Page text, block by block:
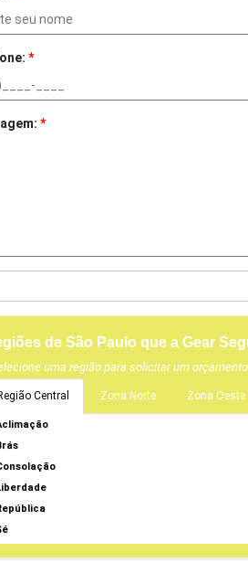
*
*
de São Paulo que a Gear
uma região para solicitar um orçamento
Central Zona Norte Zona Oeste